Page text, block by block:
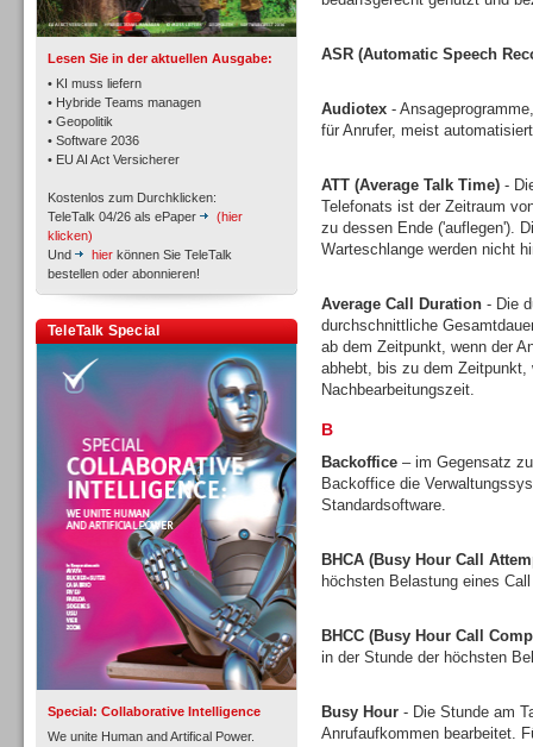
Lesen Sie in der aktuellen Ausgabe:
• KI muss liefern
• Hybride Teams managen
• Geopolitik
• Software 2036
• EU AI Act Versicherer
Kostenlos zum Durchklicken:
TeleTalk 04/26 als ePaper
(hier
klicken)
Und
hier können Sie TeleTalk
bestellen oder abonnieren!
TeleTalk Special
Special: Collaborative Intelligence
We unite Human and Artifical Power.
Workforce-Management
Personal
Personal
Inbound
ASR (Automatic Speech
Audiotex -
für Anrufer, meist
ATT (Average Talk Time) -
Telefonats ist der Zeitraum
zu dessen Ende ('auflegen').
Warteschlange werden nicht
Average Call Duration - Die
durchschnittliche
ab dem Zeitpunkt, wenn der
abhebt, bis zu dem Zeitpunkt,
Nachbearbeitungszeit.
B
Backoffice – im Gegensatz
Backoffice die
Standardsoftware.
BHCA (Busy Hour Call
höchsten Belastung eines
BHCC (Busy Hour Call
in der Stunde der höchsten
Busy Hour - Die Stunde am
Anrufaufkommen bearbeitet.